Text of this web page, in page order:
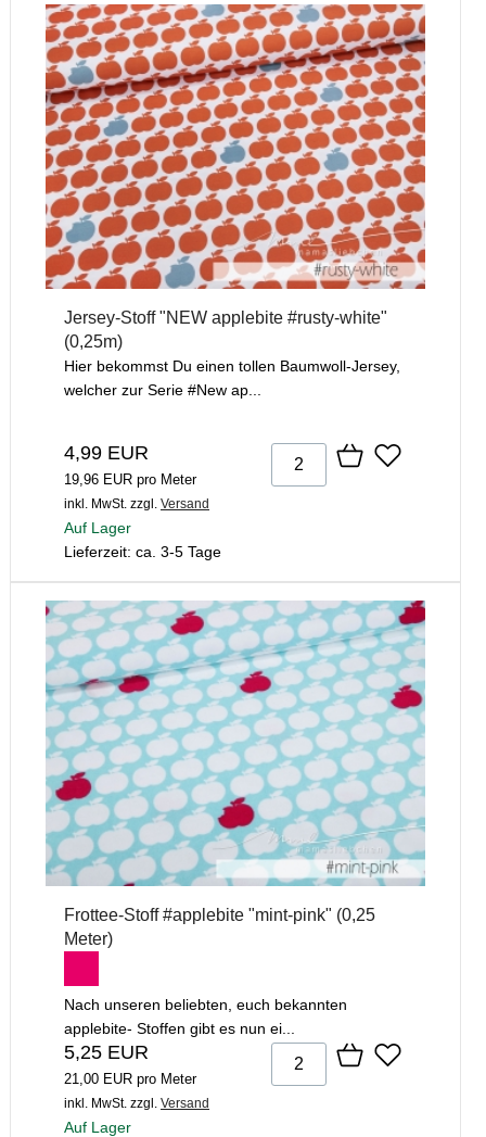
Jersey-Stoff "NEW applebite #rusty-white"
(0,25m)
Hier bekommst Du einen tollen Baumwoll-Jersey,
welcher zur Serie #New ap...
4,99 EUR
19,96 EUR pro Meter
inkl. MwSt. zzgl. Versand
Auf Lager
Lieferzeit: ca. 3-5 Tage
Frottee-Stoff #applebite "mint-pink" (0,25
Meter)
Nach unseren beliebten, euch bekannten
applebite- Stoffen gibt es nun ei...
5,25 EUR
21,00 EUR pro Meter
inkl. MwSt. zzgl. Versand
Auf Lager